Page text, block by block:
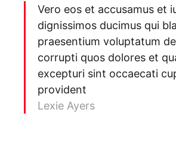
Vero eos et accusamus et
dignissimos ducimus qui
praesentium voluptatum
corrupti quos dolores et
excepturi sint occaecati
provident
Lexie Ayers